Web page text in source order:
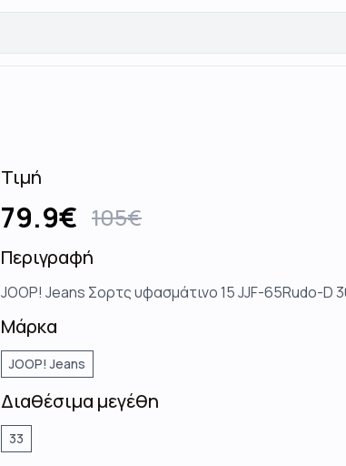
Τιμή
79.9€ 105€
Περιγραφή
JOOP! Jeans Σορτς υφασμάτινο 15 JJF-65Rudo-D
Μάρκα
JOOP! Jeans
Διαθέσιμα μεγέθη
33